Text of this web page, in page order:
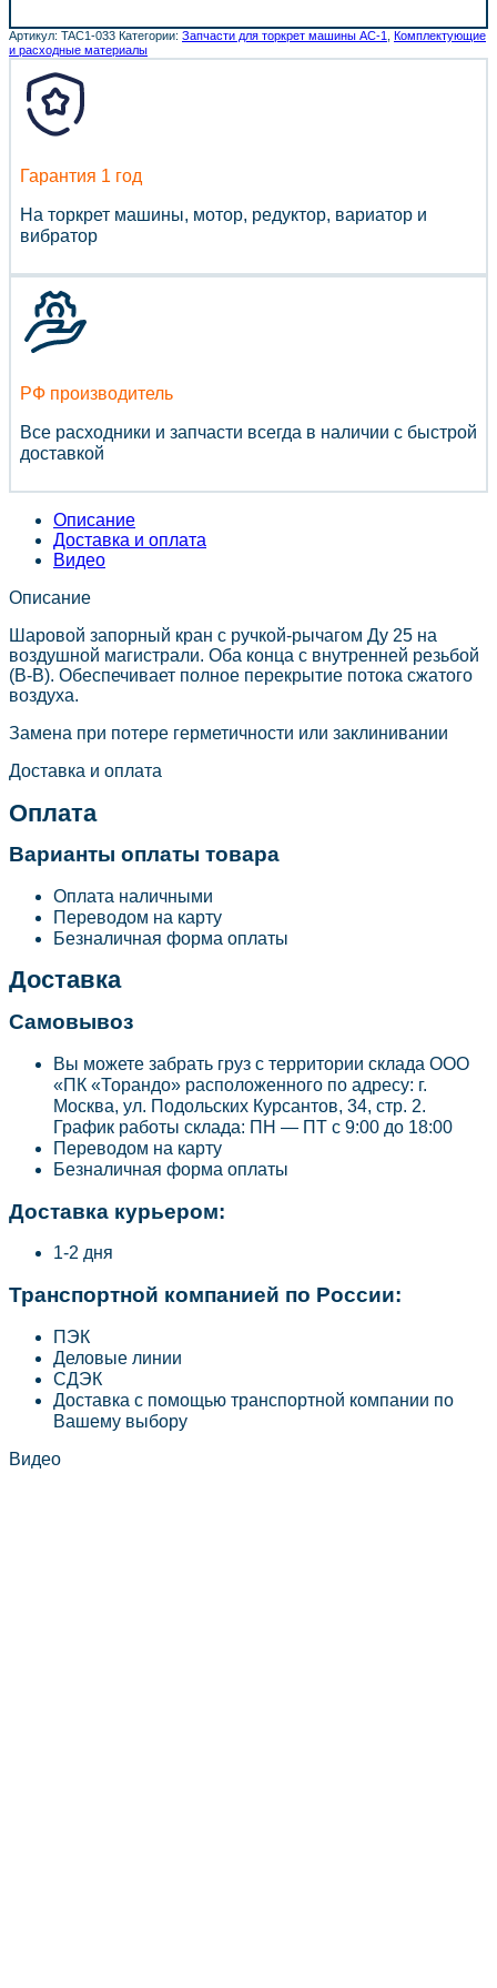
Артикул: TAC1-033 Категории: Запчасти для торкрет машины АС-1, Комплектующие
и расходные материалы
Гарантия 1 год
На торкрет машины, мотор, редуктор, вариатор и
вибратор
РФ производитель
Все расходники и запчасти всегда в наличии с быстрой
доставкой
Описание
Доставка и оплата
Видео
Описание
Шаровой запорный кран с ручкой-рычагом Ду 25 на
воздушной магистрали. Оба конца с внутренней резьбой
(В-В). Обеспечивает полное перекрытие потока сжатого
воздуха.
Замена при потере герметичности или заклинивании
Доставка и оплата
Оплата
Варианты оплаты товара
Оплата наличными
Переводом на карту
Безналичная форма оплаты
Доставка
Самовывоз
Вы можете забрать груз с территории склада ООО
«ПК «Торандо» расположенного по адресу: г.
Москва, ул. Подольских Курсантов, 34, стр. 2.
График работы склада: ПН — ПТ с 9:00 до 18:00
Переводом на карту
Безналичная форма оплаты
Доставка курьером:
1-2 дня
Транспортной компанией по России:
ПЭК
Деловые линии
СДЭК
Доставка с помощью транспортной компании по
Вашему выбору
Видео